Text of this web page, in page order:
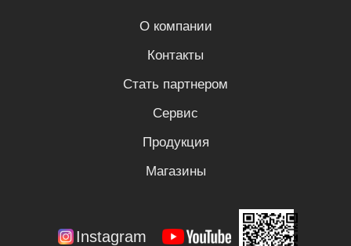
О компании
Контакты
Стать партнером
Сервис
Продукция
Магазины
Instagram